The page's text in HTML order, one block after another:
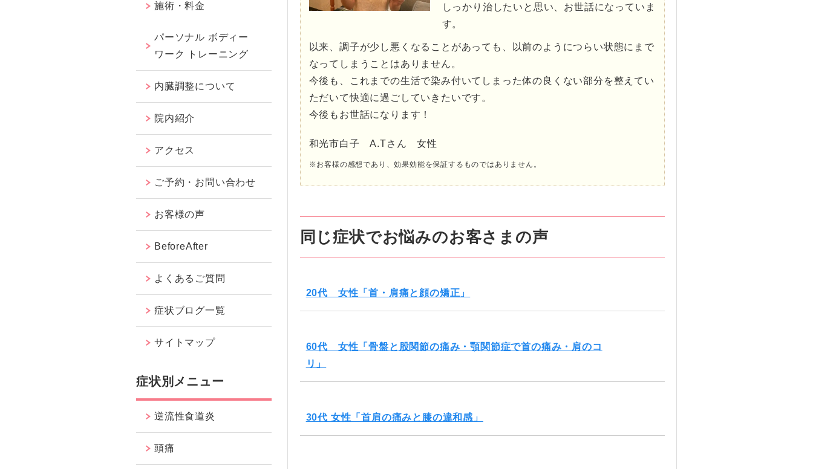
しっかり治したいと思い、お世話になっていま
す。
以来、調子が少し悪くなることがあっても、以前のようにつらい状態にまで
なってしまうことはありません。
今後も、これまでの生活で染み付いてしまった体の良くない部分を整えてい
ただいて快適に過ごしていきたいです。
今後もお世話になります！
和光市白子 A.Tさん 女性
※お客様の感想であり、効果効能を保証するものではありません。
同じ症状でお悩みのお客さまの声
20代 女性「首・肩痛と顔の矯正」
60代 女性「骨盤と股関節の痛み・顎関節症で首の痛み・肩のコ
リ」
30代 女性「首肩の痛みと膝の違和感」
施術・料金
パーソナル ボディー
ワーク トレーニング
内臓調整について
院内紹介
アクセス
ご予約・お問い合わせ
お客様の声
BeforeAfter
よくあるご質問
症状ブログ一覧
サイトマップ
症状別メニュー
逆流性食道炎
頭痛